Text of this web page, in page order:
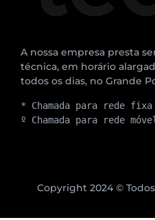
A nossa empresa presta
técnica, em horário
todos os dias, no Grande
* Chamada para rede
º Chamada para rede
Copyright 2024 ©